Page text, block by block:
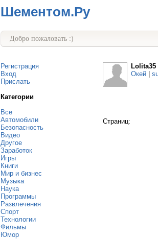
Шементом.Ру
Добро пожаловать :)
Регистрация
Вход
Прислать
Категории
Все
Автомобили
Безопасность
Видео
Другое
Заработок
Игры
Книги
Мир и бизнес
Музыка
Наука
Программы
Развлечения
Спорт
Технологии
Фильмы
Юмор
Lolita35
Окей
Страниц: